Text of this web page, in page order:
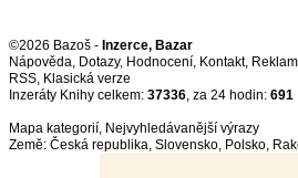
©2026 Bazoš - Inzerce, Bazar
Nápověda, Dotazy, Hodnocení, Kontakt,
RSS,
Inzeráty Knihy celkem: 37336, za 24 hodin: 691
Mapa kategorií, Nejvyhledávanější výrazy
Země: Česká republika, Slovensko, Polsko,